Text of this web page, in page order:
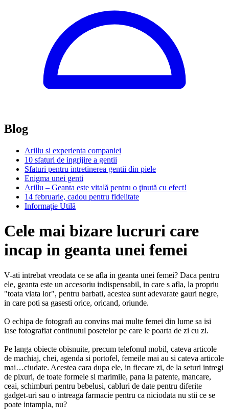
Blog
Arillu si experienta companiei
10 sfaturi de ingrijire a gentii
Sfaturi pentru intretinerea gentii din piele
Enigma unei genti
Arillu – Geanta este vitală pentru o ţinută cu efect!
14 februarie, cadou pentru fidelitate
Informație Utilă
Cele mai bizare lucruri care
incap in geanta unei femei
V-ati intrebat vreodata ce se afla in geanta unei femei? Daca pentru
ele, geanta este un accesoriu indispensabil, in care s afla, la propriu
"toata viata lor", pentru barbati, acestea sunt adevarate gauri negre,
in care poti sa gasesti orice, oricand, oriunde.
O echipa de fotografi au convins mai multe femei din lume sa isi
lase fotografiat continutul posetelor pe care le poarta de zi cu zi.
Pe langa obiecte obisnuite, precum telefonul mobil, cateva articole
de machiaj, chei, agenda si portofel, femeile mai au si cateva articole
mai…ciudate. Acestea cara dupa ele, in fiecare zi, de la seturi intregi
de pixuri, de toate formele si marimile, pana la patente, mancare,
ceai, schimburi pentru bebelusi, cabluri de date pentru diferite
gadget-uri sau o intreaga farmacie pentru ca niciodata nu stii ce se
poate intampla, nu?